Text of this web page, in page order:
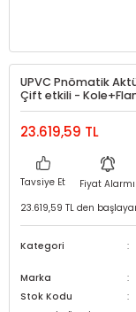
UPVC Pnömatik
Çift etkili -
23.619,59 TL
Tavsiye Et Fiyat Alarmı
23.619,59 TL den
Kategori
Marka
Stok Kodu